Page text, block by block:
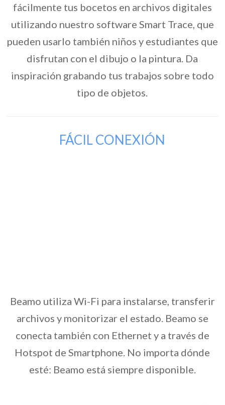
fácilmente tus bocetos en archivos digitales
utilizando nuestro software Smart Trace, que
pueden usarlo también niños y estudiantes que
disfrutan con el dibujo o la pintura. Da
inspiración grabando tus trabajos sobre todo
tipo de objetos.
FÁCIL CONEXIÓN
Beamo utiliza Wi-Fi para instalarse, transferir
archivos y monitorizar el estado. Beamo se
conecta también con Ethernet y a través de
Hotspot de Smartphone. No importa dónde
esté: Beamo está siempre disponible.